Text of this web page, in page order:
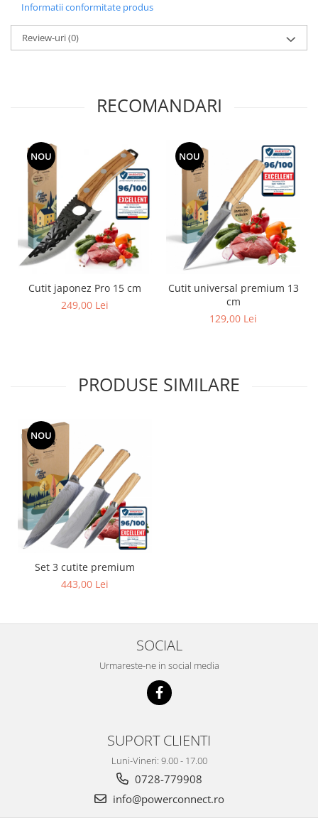
Informatii conformitate produs
Review-uri(0)
RECOMANDARI
NOU
Cutit japonez Pro 15 cm
249,00 Lei
NOU
Cutit universal premium 13
cm
129,00 Lei
PRODUSE SIMILARE
NOU
Set 3 cutite premium
443,00 Lei
SOCIAL
Urmareste-ne in social media
SUPORT CLIENTI
Luni-Vineri: 9.00 - 17.00
0728-779908
info@powerconnect.ro